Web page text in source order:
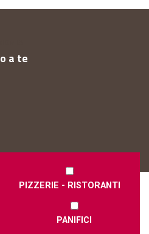
a te
PIZZERIE - RISTORANTI
PANIFICI